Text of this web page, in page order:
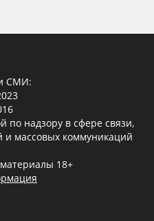
СМИ:
по надзору в сфере связи,
массовых коммуникаций
18+